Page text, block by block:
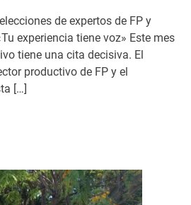
de expertos de FP y
experiencia tiene voz» Este mes
tiene una cita decisiva. El
productivo de FP y el
[…]